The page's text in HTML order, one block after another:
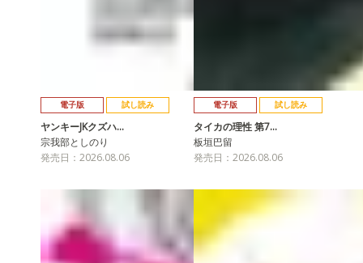
電子版 試し読み
ヤンキーJKクズハ…
宗我部としのり
発売日：2026.08.06
電子版 試し読み
タイカの理性 第7…
板垣巴留
発売日：2026.08.06